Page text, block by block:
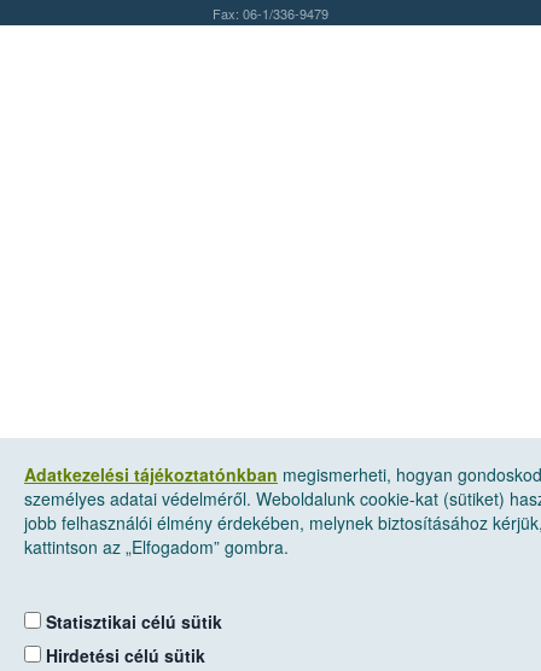
Adatkezelési tájékoztatónkban megismerheti, hogyan
személyes adatai védelméről. Weboldalunk cookie-kat (sütiket)
jobb felhasználói élmény érdekében, melynek biztosításához
kattintson az „Elfogadom” gombra.
Statisztikai célú sütik
Hirdetési célú sütik
Fax: 06-1/336-9479